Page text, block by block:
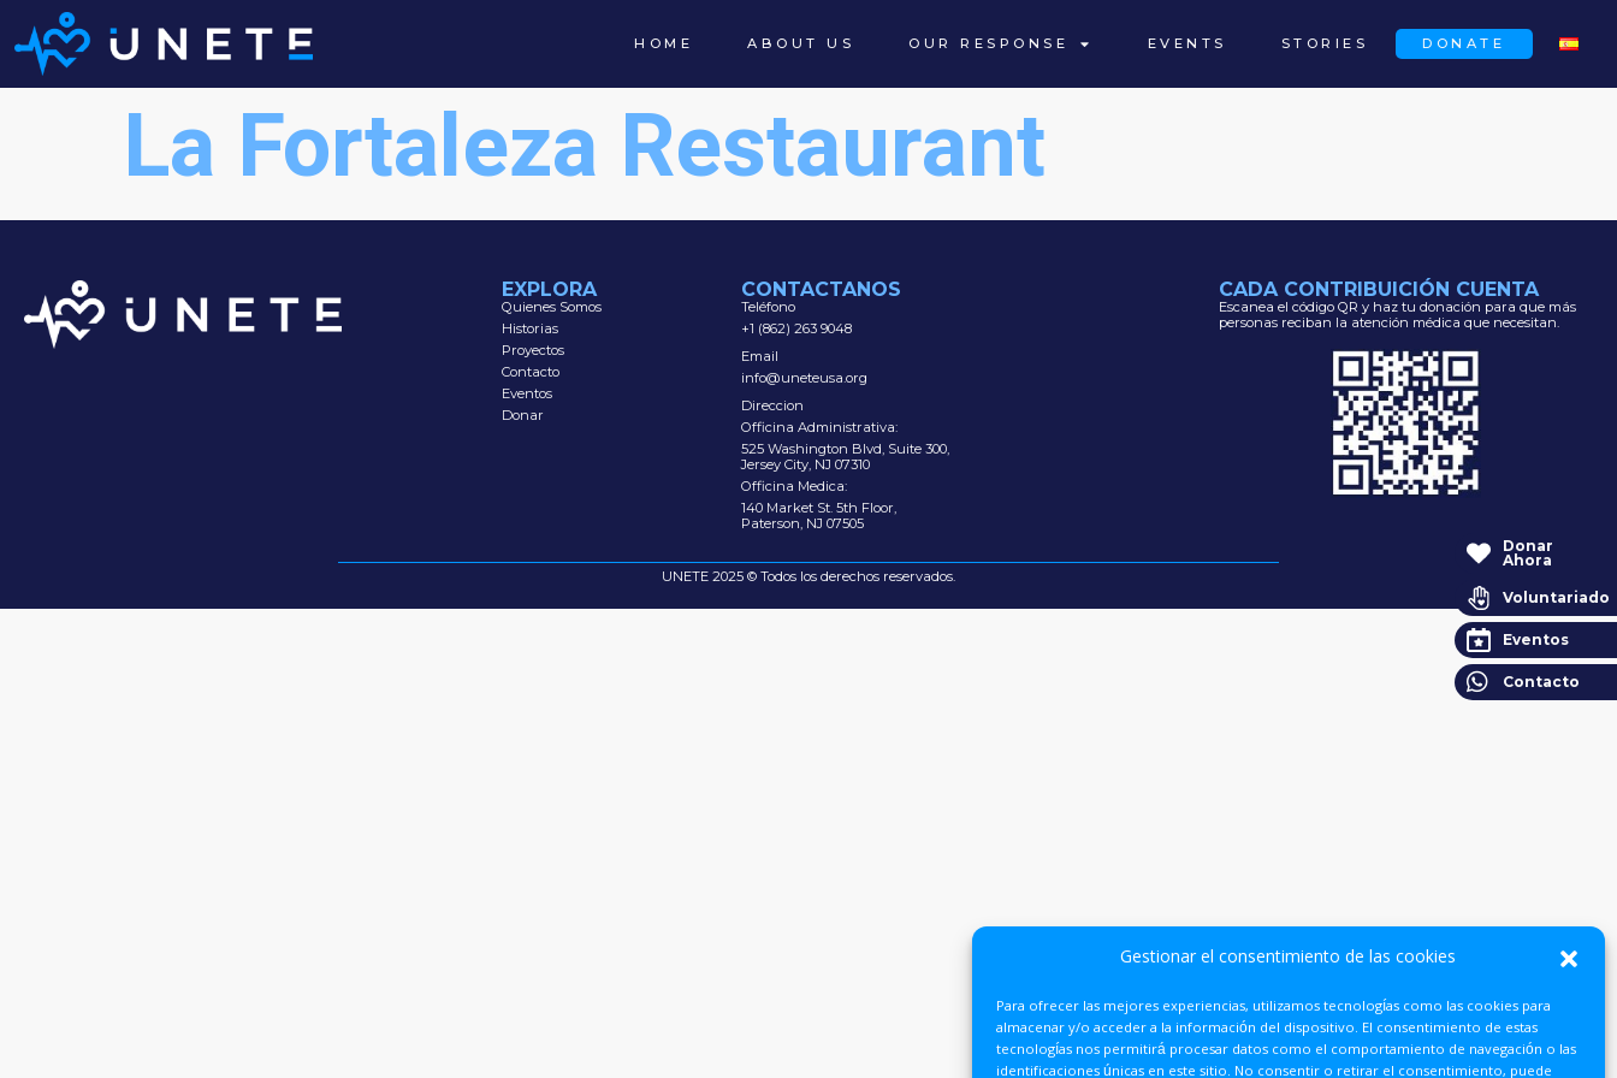
Gestionar el consentimiento de las cookies
Para ofrecer las mejores experiencias, utilizamos tecnologías como las cookies para
almacenar y/o acceder a la información del dispositivo. El consentimiento de estas
tecnologías nos permitirá procesar datos como el comportamiento de navegación o las
identificaciones únicas en este sitio. No consentir o retirar el consentimiento, puede
HOME ABOUT US OUR RESPONSE EVENTS STORIES DONATE
La Fortaleza Restaurant
EXPLORA
Quienes Somos
Historias
Proyectos
Contacto
Eventos
Donar
CONTACTANOS
Teléfono
+1 (862) 263 9048
Email
info@uneteusa.org
Direccion
Officina Administrativa:
525 Washington Blvd, Suite 300,
Jersey City, NJ 07310
Officina Medica:
140 Market St. 5th Floor,
Paterson, NJ 07505
CADA CONTRIBUICIÓN CUENTA
Escanea el código QR y haz tu donación para que más
personas reciban la atención médica que necesitan.
UNETE 2025 © Todos los derechos reservados.
Donar
Ahora
Voluntariado
Eventos
Contacto